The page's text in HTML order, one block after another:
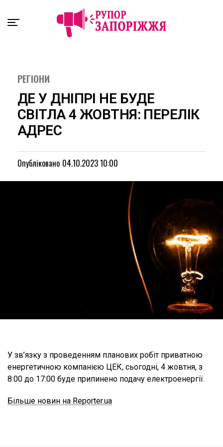
РЕГІОНИ
ДЕ У ДНІПРІ НЕ БУДЕ
СВІТЛА 4 ЖОВТНЯ: ПЕРЕЛІК
АДРЕС
Опубліковано 04.10.2023 10:00
У зв’язку з проведенням планових робіт приватною
енергетичною компанією ЦЕК, сьогодні, 4 жовтня, з
8:00 до 17:00 буде припинено подачу електроенергії.
Більше новин на Reporter.ua
Exit mobile version